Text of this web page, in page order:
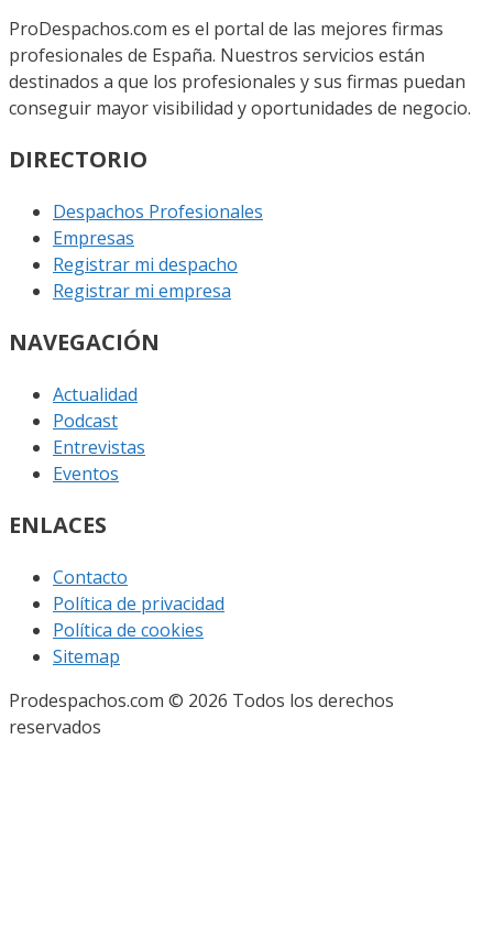
ProDespachos.com es el portal de las mejores firmas
profesionales de España. Nuestros servicios están
destinados a que los profesionales y sus firmas puedan
conseguir mayor visibilidad y oportunidades de negocio.
DIRECTORIO
Despachos Profesionales
Empresas
Registrar mi despacho
Registrar mi empresa
NAVEGACIÓN
Actualidad
Podcast
Entrevistas
Eventos
ENLACES
Contacto
Política de privacidad
Política de cookies
Sitemap
Prodespachos.com © 2026 Todos los derechos
reservados